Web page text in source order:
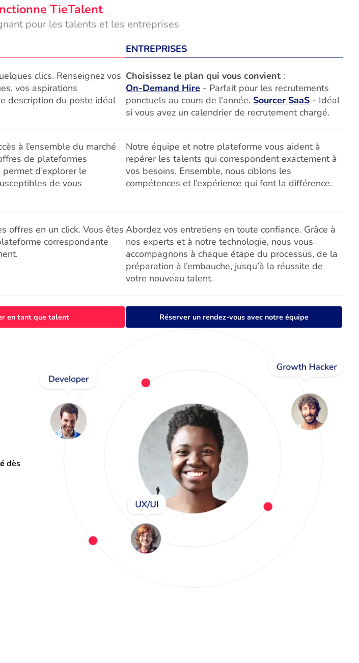
TieTalent
pour les talents et les entreprises
ENTREPRISES
clics. Renseignez vos
vos aspirations
description du poste idéal
Choisissez le plan qui vous convient :
On-Demand Hire - Parfait pour les recrutements
ponctuels au cours de l’année. Sourcer SaaS - Idéal
si vous avez un calendrier de recrutement chargé.
à l’ensemble du marché
de plateformes
d’explorer le
de vous
Notre équipe et notre plateforme vous aident à
repérer les talents qui correspondent exactement à
vos besoins. Ensemble, nous ciblons les
compétences et l’expérience qui font la différence.
offres en un click. Vous êtes
correspondante
Abordez vos entretiens en toute confiance. Grâce à
nos experts et à notre technologie, nous vous
accompagnons à chaque étape du processus, de la
préparation à l’embauche, jusqu’à la réussite de
votre nouveau talent.
en tant que talent Réserver un rendez-vous avec notre équipe
dès